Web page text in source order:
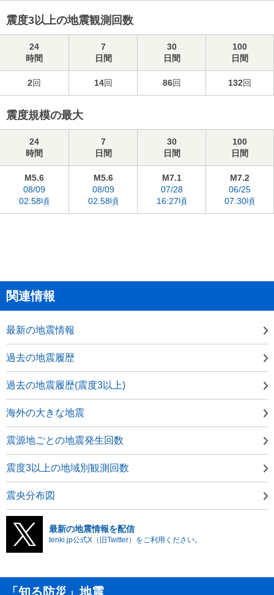
震度3以上の地震観測回数
24
時間
7
日間
30
日間
100
日間
2回 14回 86回 132回
震度規模の最大
24
時間
7
日間
30
日間
100
日間
M5.6
08/09
02:58頃
M5.6
08/09
02:58頃
M7.1
07/28
16:27頃
M7.2
06/25
07:30頃
関連情報
最新の地震情報
過去の地震履歴
過去の地震履歴(震度3以上)
海外の大きな地震
震源地ごとの地震発生回数
震度3以上の地域別観測回数
震央分布図
最新の地震情報を配信
tenki.jp公式X（旧Twitter）をご利用ください。
「知る防災」地震